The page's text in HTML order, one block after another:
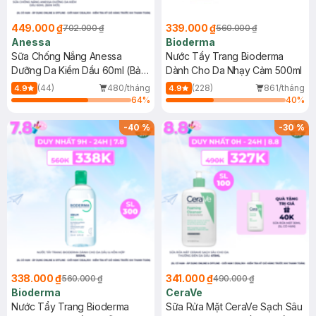
449.000 ₫702.000 ₫
Anessa
Sữa Chống Nắng Anessa
Dưỡng Da Kiềm Dầu 60ml (Bản
Mới)
4.9 (44)
480/tháng
64%
339.000 ₫560.000 ₫
Bioderma
Nước Tẩy Trang Bioderma
Dành Cho Da Nhạy Cảm 500ml
4.9 (228)
861/tháng
40%
-40%
338.000 ₫560.000 ₫
Bioderma
Nước Tẩy Trang Bioderma
-30%
341.000 ₫490.000 ₫
CeraVe
Sữa Rửa Mặt CeraVe Sạch Sâu